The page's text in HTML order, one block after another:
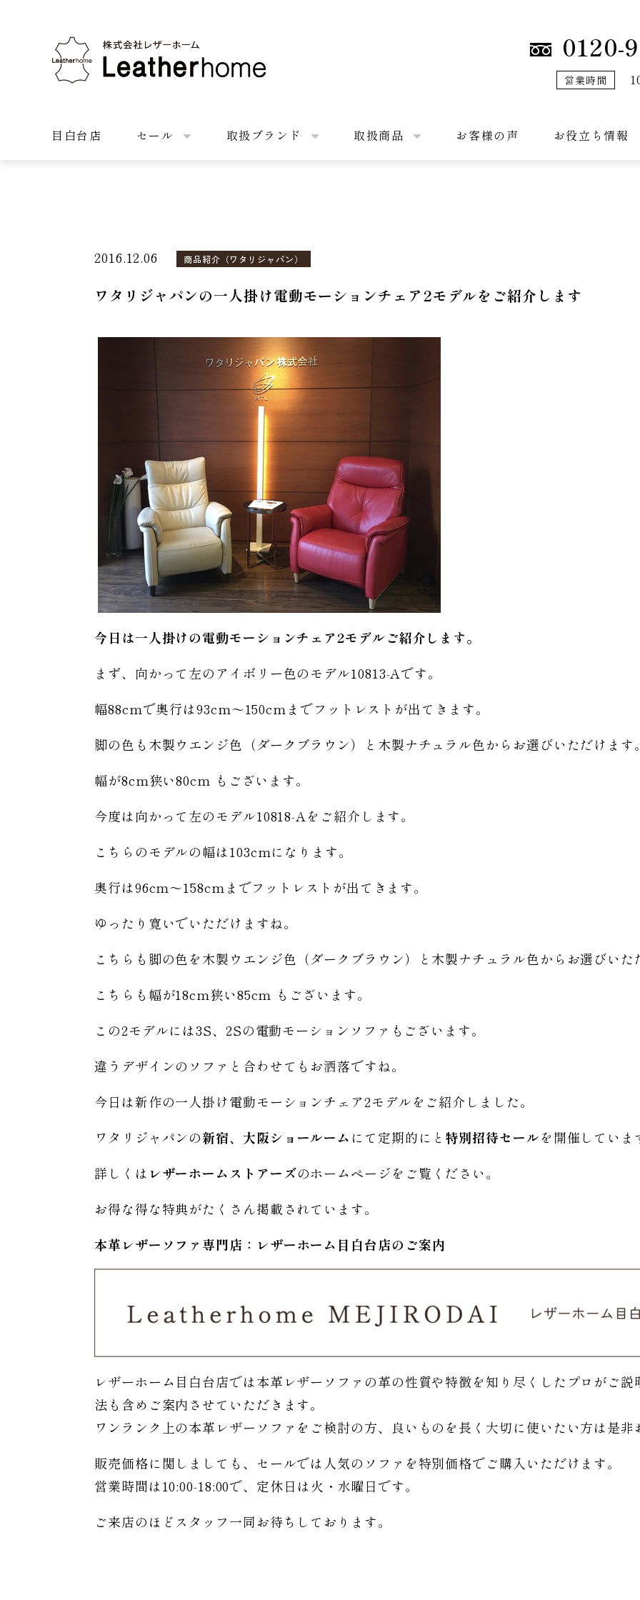
株式会社レザーホーム 0120-
営業時間
目白台店 セール 取扱ブランド 取扱商品 お客様の声 お役立ち情報
2016.12.06 商品紹介（ワタリジャパン）
ワタリジャパンの一人掛け電動モーションチェア2モデルをご紹介します
今日は一人掛けの電動モーションチェア2モデルご紹介します。
まず、向かって左のアイボリー色のモデル10813-Aです。
幅88cmで奥行は93cm〜150cmまでフットレストが出てきます。
脚の色も木製ウエンジ色（ダークブラウン）と木製ナチュラル色からお選びいただけます
幅が8cm狭い80cm もございます。
今度は向かって左のモデル10818-Aをご紹介します。
こちらのモデルの幅は103cmになります。
奥行は96cm〜158cmまでフットレストが出てきます。
ゆったり寛いでいただけますね。
こちらも脚の色を木製ウエンジ色（ダークブラウン）と木製ナチュラル色からお選びいた
こちらも幅が18cm狭い85cm もございます。
この2モデルには3S、2Sの電動モーションソファもございます。
違うデザインのソファと合わせてもお洒落ですね。
今日は新作の一人掛け電動モーションチェア2モデルをご紹介しました。
ワタリジャパンの新宿、大阪ショールーム にて定期的にと 特別招待セールを開催していま
詳しくは レザーホームストアーズのホームページをご覧ください。
お得な得な特典がたくさん掲載されています。
本革レザーソファ専門店：レザーホーム 目白台店のご案内
レザーホーム目白台店では本革レザーソファの革の性質や特徴を知り尽くしたプロがご
法も含めご案内させていただきます。
ワンランク上の本革レザーソファをご検討の方、良いものを長く大切に使いたい方は是
販売価格に関しましても、セールでは人気のソファを特別価格でご購入いただけます。
営業時間は10:00-18:00で、定休日は火・水曜日です。
ご来店のほどスタッフ一同お待ちしております。